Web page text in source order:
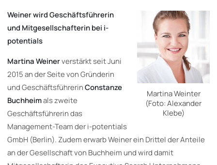
Martina Weinter
(Foto: Alexander
Klebe)
Weiner wird Geschäftsführerin
und Mitgesellschafterin bei i-
potentials
Martina Weinerverstärkt seit Juni
2015 an der Seite von Gründerin
und GeschäftsführerinConstanze
Buchheimals zweite
Geschäftsführerin das
Management-Team der i-potentials
GmbH (Berlin). Zudem erwarb Weiner ein Drittel der Anteile
an der Gesellschaft von Buchheim und wird damit